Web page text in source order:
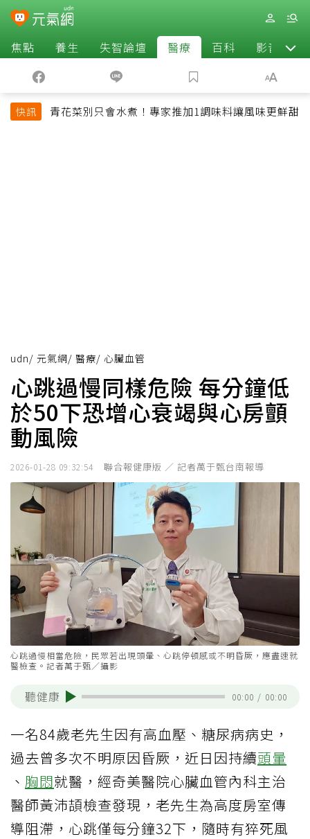
焦點 養生 失智論壇 醫療 百科 影音
快訊 青花菜別只會水煮！專家推加1調味料讓風味更鮮甜
udn/ 元氣網/ 醫療/ 心臟血管
心跳過慢同樣危險 每分鐘低
於50下恐增心衰竭與心房顫
動風險
2026-01-28 09:32:54 聯合報健康版 ／ 記者萬于甄台南報導
心跳過慢相當危險，民眾若出現頭暈、心跳停頓感或不明昏厥，應盡速就
醫檢查。記者萬于甄／攝影
聽健康 00:00 / 00:00
一名84歲老先生因有高血壓、糖尿病病史，
過去曾多次不明原因昏厥，近日因持續頭暈
、 胸悶就醫，經奇美醫院心臟血管內科主治
醫師黃沛頡檢查發現，老先生為高度房室傳
導阻滯，心跳僅每分鐘32下，隨時有猝死風